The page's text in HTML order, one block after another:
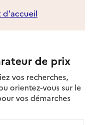
d'accueil
de prix
vos recherches,
orientez-vous sur le
vos démarches